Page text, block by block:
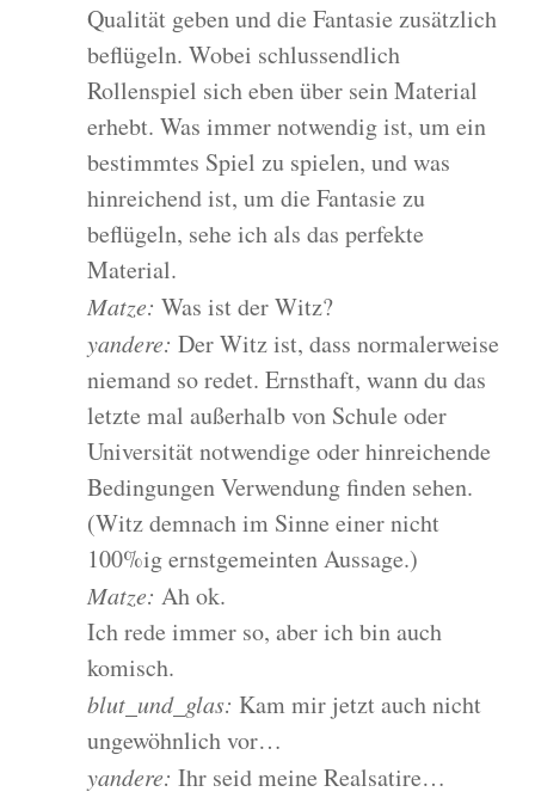
Qualität geben und die Fantasie zusätzlich
beflügeln. Wobei schlussendlich
Rollenspiel sich eben über sein Material
erhebt. Was immer notwendig ist, um ein
bestimmtes Spiel zu spielen, und was
hinreichend ist, um die Fantasie zu
beflügeln, sehe ich als das perfekte
Material.
Matze: Was ist der Witz?
yandere: Der Witz ist, dass normalerweise
niemand so redet. Ernsthaft, wann du das
letzte mal außerhalb von Schule oder
Universität notwendige oder hinreichende
Bedingungen Verwendung finden sehen.
(Witz demnach im Sinne einer nicht
100%ig ernstgemeinten Aussage.)
Matze: Ah ok.
Ich rede immer so, aber ich bin auch
komisch.
blut_und_glas: Kam mir jetzt auch nicht
ungewöhnlich vor…
yandere: Ihr seid meine Realsatire…